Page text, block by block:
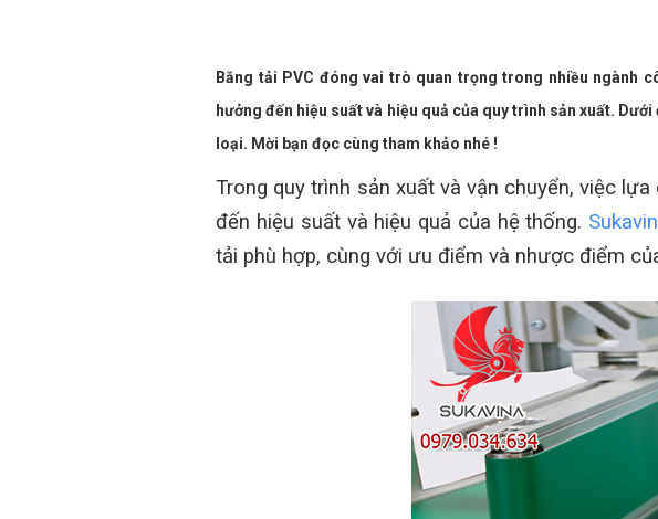
Băng tải PVC đóng vai trò quan trọng trong nhiều ngành
hưởng đến hiệu suất và hiệu quả của quy trình sản xuất.
loại. Mời bạn đọc cùng tham khảo nhé !
Trong quy trình sản xuất và vận chuyển, việc
đến hiệu suất và hiệu quả của hệ thống.
tải phù hợp, cùng với ưu điểm và nhược điểm